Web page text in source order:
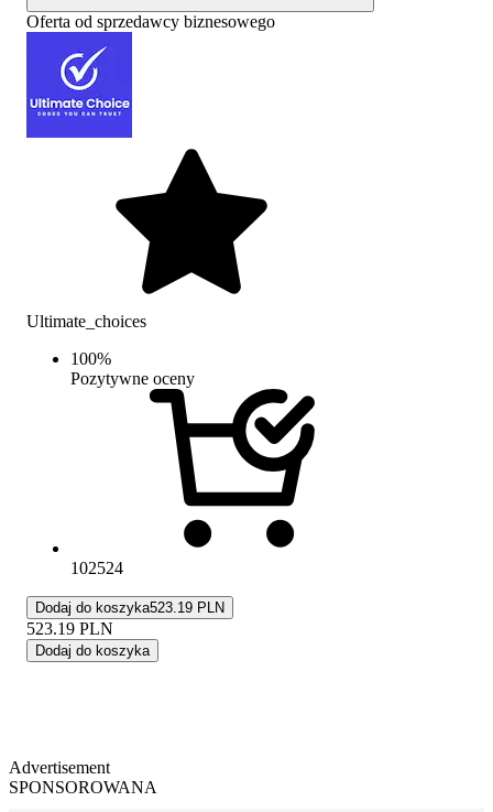
Oferta od sprzedawcy biznesowego
Ultimate_choices
100%
Pozytywne oceny
102524
Dodaj do koszyka523.19 PLN
523.19 PLN
Dodaj do koszyka
Advertisement
SPONSOROWANA